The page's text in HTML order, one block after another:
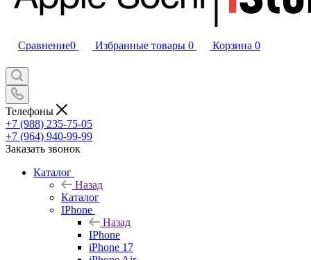
Сравнение0 Избранные товары 0 Корзина 0
Телефоны
+7 (988) 235-75-05
+7 (964) 940-99-99
Заказать звонок
Каталог
Назад
Каталог
IPhone
Назад
IPhone
iPhone 17